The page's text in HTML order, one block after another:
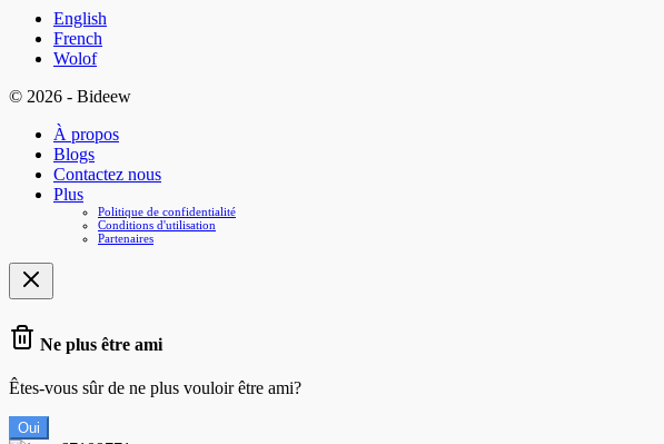
English
French
Wolof
© 2026 - Bideew
À propos
Blogs
Contactez nous
Plus
Politique de confidentialité
Conditions d'utilisation
Partenaires
Ne plus être ami
Êtes-vous sûr de ne plus vouloir être ami?
Oui